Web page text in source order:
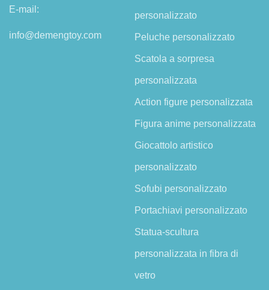
E-mail:
info@demengtoy.com
personalizzato
Peluche personalizzato
Scatola a sorpresa
personalizzata
Action figure personalizzata
Figura anime personalizzata
Giocattolo artistico
personalizzato
Sofubi personalizzato
Portachiavi personalizzato
Statua-scultura
personalizzata in fibra di
vetro